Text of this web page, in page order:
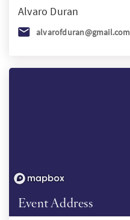
Alvaro Duran
alvarofduran@gmail.com
Event Address